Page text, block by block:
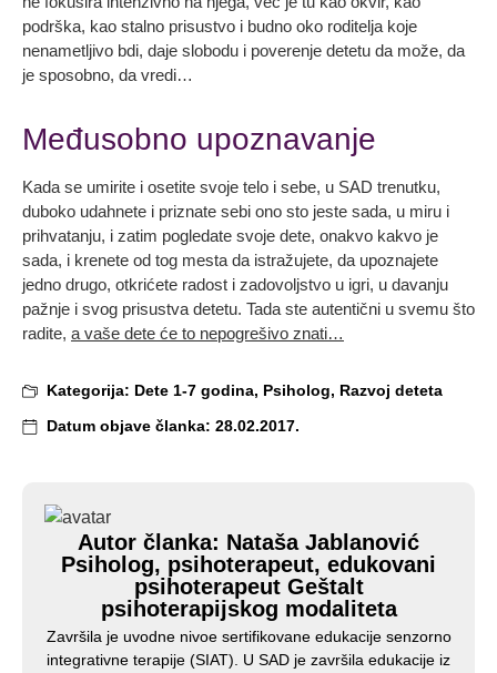
podrška, kao stalno prisustvo i budno oko roditelja koje
nenametljivo bdi, daje slobodu i poverenje detetu da može, da
je sposobno, da vredi…
Međusobno upoznavanje
Kada se umirite i osetite svoje telo i sebe, u SAD trenutku,
duboko udahnete i priznate sebi ono sto jeste sada, u miru i
prihvatanju, i zatim pogledate svoje dete, onakvo kakvo je
sada, i krenete od tog mesta da istražujete, da upoznajete
jedno drugo, otkrićete radost i zadovoljstvo u igri, u davanju
pažnje i svog prisustva detetu. Tada ste autentični u svemu što
radite, a vaše dete će to nepogrešivo znati…
Kategorija: Dete 1-7 godina, Psiholog, Razvoj deteta
Datum objave članka: 28.02.2017.
Autor članka: Nataša Jablanović
Psiholog, psihoterapeut, edukovani
psihoterapeut Geštalt
psihoterapijskog modaliteta
Završila je uvodne nivoe sertifikovane edukacije senzorno
integrativne terapije (SIAT). U SAD je završila edukacije iz